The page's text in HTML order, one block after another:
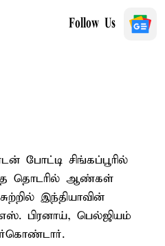
Follow Us
போட்டி சிங்கப்பூரில்
தொடரில் ஆண்கள்
இந்தியாவின்
பிரனாய், பெல்ஜியம்